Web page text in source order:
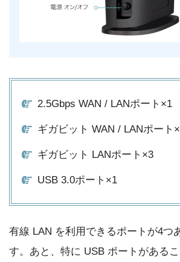
2.5Gbps WAN / LANポート×1
ギガビット WAN / LANポート
ギガビット LANポート×3
USB 3.0ポート×1
有線 LAN を利用できるポートが4つ
す。あと、特に USB ポートがある